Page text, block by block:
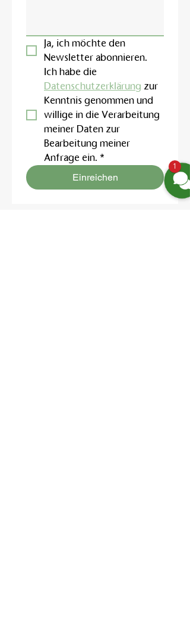
Ja, ich möchte den
Newsletter abonnieren.
Datenschutzerklärung zur
Kenntnis genommen und
willige in die Verarbeitung
meiner Daten zur
Bearbeitung meiner
Anfrage ein. *
Einreichen
1